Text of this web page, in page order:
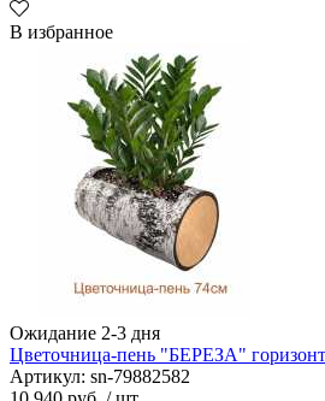
В избранное
Ожидание 2-3 дня
Цветочница-пень "БЕРЕЗА"
Артикул: sn-79882582